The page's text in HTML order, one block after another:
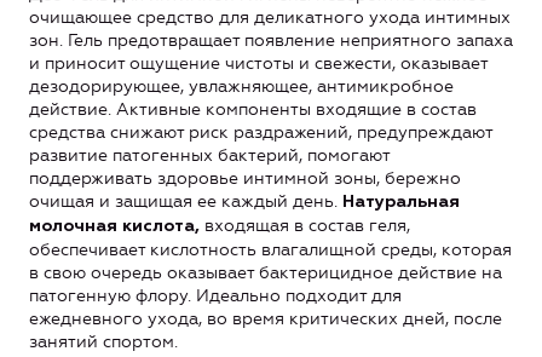
очищающее средство для деликатного ухода интимных
зон. Гель предотвращает появление неприятного запаха
и приносит ощущение чистоты и свежести, оказывает
дезодорирующее, увлажняющее, антимикробное
действие. Активные компоненты входящие в состав
средства снижают риск раздражений, предупреждают
развитие патогенных бактерий, помогают
поддерживать здоровье интимной зоны, бережно
очищая и защищая ее каждый день. Натуральная
молочная кислота, входящая в состав геля,
обеспечивает кислотность влагалищной среды, которая
в свою очередь оказывает бактерицидное действие на
патогенную флору. Идеально подходит для
ежедневного ухода, во время критических дней, после
занятий спортом.